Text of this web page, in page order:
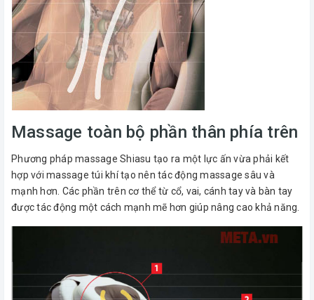
Massage toàn bộ phần thân phía trên
Phương pháp massage Shiasu tạo ra một lực ấn vừa phải kết
hợp với massage túi khí tạo nên tác động massage sâu và
mạnh hơn. Các phần trên cơ thể từ cổ, vai, cánh tay và bàn tay
được tác động một cách mạnh mẽ hơn giúp nâng cao khả năng.